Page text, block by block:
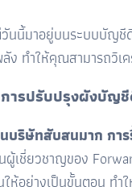
นนี้มาอยู่บนระบบบัญ
ทำให้คุณสามารถวิ
ารปรับปรุงผังบัญ
บริษัทสับสนมาก กา
ผู้เชี่ยวชาญของ
ห้อย่างเป็นขั้นตอน ทำ